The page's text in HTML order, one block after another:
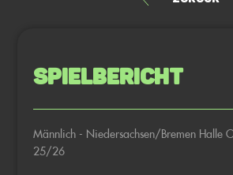
Spielbericht
Männlich - Niedersachsen/Bremen Halle
25/26